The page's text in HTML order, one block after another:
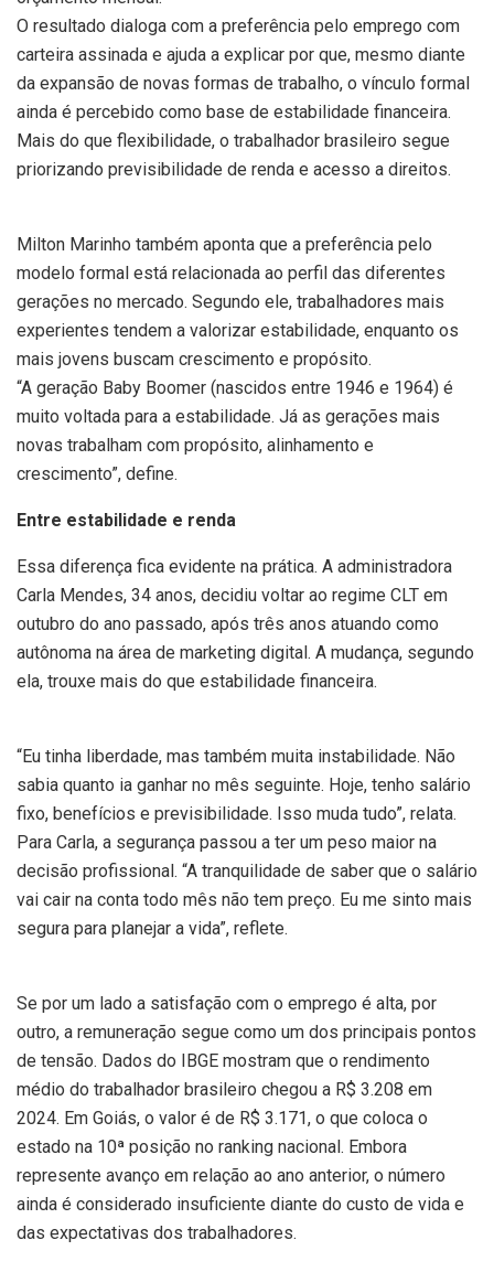
O resultado dialoga com a preferência pelo emprego com
carteira assinada e ajuda a explicar por que, mesmo diante
da expansão de novas formas de trabalho, o vínculo formal
ainda é percebido como base de estabilidade financeira.
Mais do que flexibilidade, o trabalhador brasileiro segue
priorizando previsibilidade de renda e acesso a direitos.
Milton Marinho também aponta que a preferência pelo
modelo formal está relacionada ao perfil das diferentes
gerações no mercado. Segundo ele, trabalhadores mais
experientes tendem a valorizar estabilidade, enquanto os
mais jovens buscam crescimento e propósito.
“A geração Baby Boomer (nascidos entre 1946 e 1964) é
muito voltada para a estabilidade. Já as gerações mais
novas trabalham com propósito, alinhamento e
crescimento”, define.
Entre estabilidade e renda
Essa diferença fica evidente na prática. A administradora
Carla Mendes, 34 anos, decidiu voltar ao regime CLT em
outubro do ano passado, após três anos atuando como
autônoma na área de marketing digital. A mudança, segundo
ela, trouxe mais do que estabilidade financeira.
“Eu tinha liberdade, mas também muita instabilidade. Não
sabia quanto ia ganhar no mês seguinte. Hoje, tenho salário
fixo, benefícios e previsibilidade. Isso muda tudo”, relata.
Para Carla, a segurança passou a ter um peso maior na
decisão profissional. “A tranquilidade de saber que o salário
vai cair na conta todo mês não tem preço. Eu me sinto mais
segura para planejar a vida”, reflete.
Se por um lado a satisfação com o emprego é alta, por
outro, a remuneração segue como um dos principais pontos
de tensão. Dados do IBGE mostram que o rendimento
médio do trabalhador brasileiro chegou a R$ 3.208 em
2024. Em Goiás, o valor é de R$ 3.171, o que coloca o
estado na 10ª posição no ranking nacional. Embora
represente avanço em relação ao ano anterior, o número
ainda é considerado insuficiente diante do custo de vida e
das expectativas dos trabalhadores.